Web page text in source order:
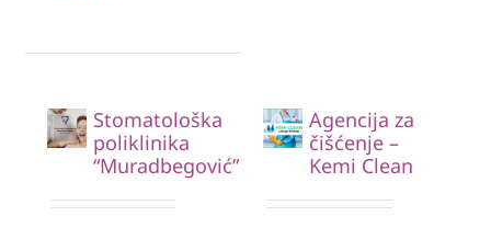
Stomatološka
poliklinika
“Muradbegović”
Agencija za
čišćenje –
Kemi Clean